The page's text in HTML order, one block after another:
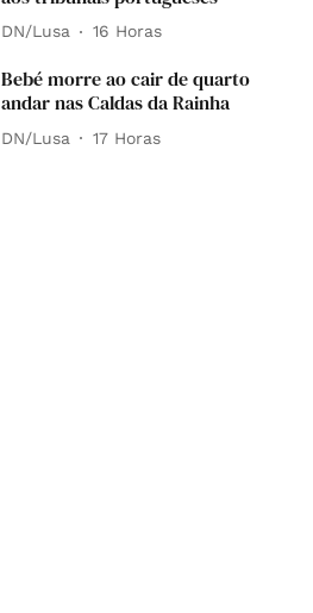
DN/Lusa 16 Horas
Bebé morre ao cair de quarto
andar nas Caldas da Rainha
DN/Lusa 17 Horas